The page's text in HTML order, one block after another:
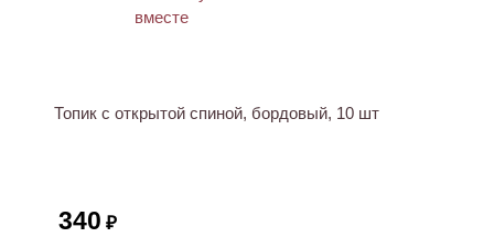
Топик с открытой спиной, бордовый, 10 шт
340 ₽